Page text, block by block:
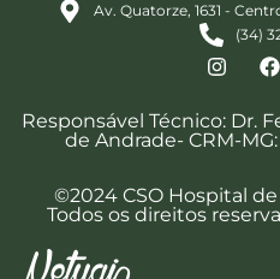
Av. Quatorze, 1631 -
(34)
Responsável Técnico: Dr.
de Andrade- CRM-
©2024 CSO Hospital
Todos os direitos